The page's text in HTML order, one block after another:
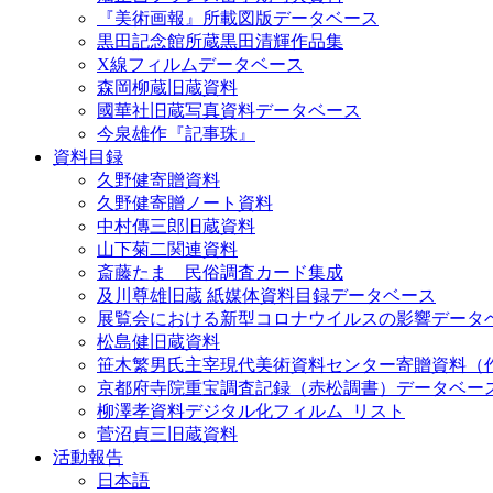
『美術画報』所載図版データベース
黒田記念館所蔵黒田清輝作品集
X線フィルムデータベース
森岡柳蔵旧蔵資料
國華社旧蔵写真資料データベース
今泉雄作『記事珠』
資料目録
久野健寄贈資料
久野健寄贈ノート資料
中村傳三郎旧蔵資料
山下菊二関連資料
斎藤たま 民俗調査カード集成
及川尊雄旧蔵 紙媒体資料目録データベース
展覧会における新型コロナウイルスの影響データ
松島健旧蔵資料
笹木繁男氏主宰現代美術資料センター寄贈資料（
京都府寺院重宝調査記録（赤松調書）データベー
柳澤孝資料デジタル化フィルム_リスト
菅沼貞三旧蔵資料
活動報告
日本語